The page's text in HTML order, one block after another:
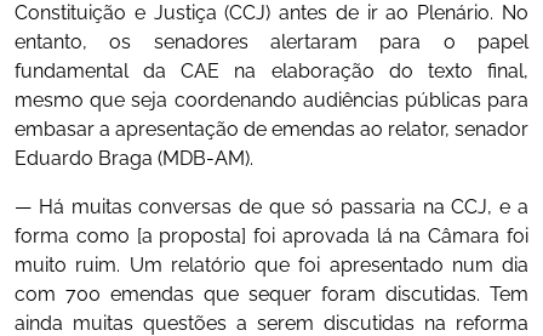
Constituição e Justiça (CCJ) antes de ir ao Plenário. No
entanto, os senadores alertaram para o papel
fundamental da CAE na elaboração do texto final,
mesmo que seja coordenando audiências públicas para
embasar a apresentação de emendas ao relator, senador
Eduardo Braga (MDB-AM).
— Há muitas conversas de que só passaria na CCJ, e a
forma como [a proposta] foi aprovada lá na Câmara foi
muito ruim. Um relatório que foi apresentado num dia
com 700 emendas que sequer foram discutidas. Tem
ainda muitas questões a serem discutidas na reforma